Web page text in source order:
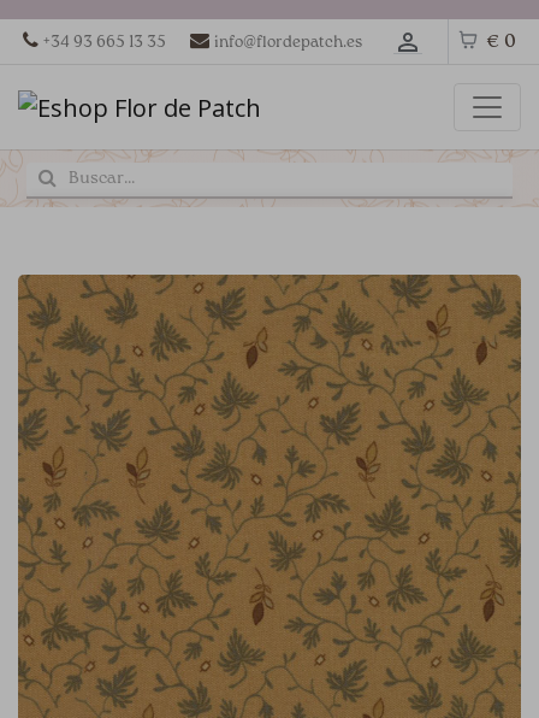
+34 93 665 13 35 info@flordepatch.es € 0